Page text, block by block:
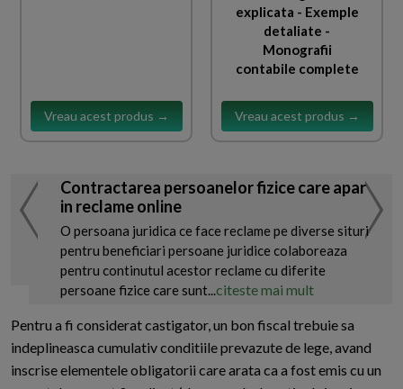
Vreau acest produs →
explicata - Exemple
detaliate -
Monografii
contabile complete
Vreau acest produs →
Contractarea persoanelor fizice care apar
in reclame online
O persoana juridica ce face reclame pe diverse situri
pentru beneficiari persoane juridice colaboreaza
pentru continutul acestor reclame cu diferite
persoane fizice care sunt...citeste mai mult
Pentru a fi considerat castigator, un bon fiscal trebuie sa
indeplineasca cumulativ conditiile prevazute de lege, avand
inscrise elementele obligatorii care arata ca a fost emis cu un